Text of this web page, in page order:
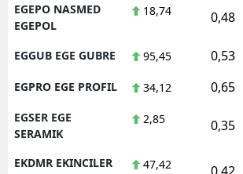
EGEPO NASMED
EGEPOL
18,74 0,48
EGGUB EGE GUBRE 95,45 0,53
EGPRO EGE PROFIL 34,12 0,65
EGSER EGE
SERAMIK
2,85 0,35
EKDMR EKINCILER
47,42